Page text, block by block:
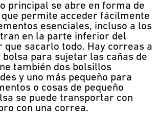
principal se abre en forma de
permite acceder fácilmente
esenciales, incluso a los
en la parte inferior del
que sacarlo todo. Hay correas a
bolsa para sujetar las cañas de
también dos bolsillos
y uno más pequeño para
o cosas de pequeño
se puede transportar con
con una correa.